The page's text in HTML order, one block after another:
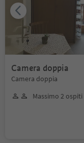
Camera doppia
Camera doppia
Massimo 2 ospiti